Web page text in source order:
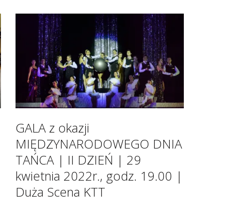
GALA z okazji
MIĘDZYNARODOWEGO DNIA
TAŃCA | II DZIEŃ | 29
kwietnia 2022r., godz. 19.00 |
Duża Scena KTT